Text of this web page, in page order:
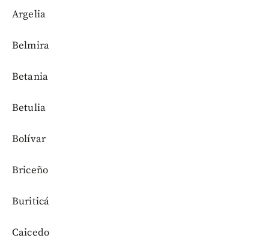
Argelia
Belmira
Betania
Betulia
Bolívar
Briceño
Buriticá
Caicedo